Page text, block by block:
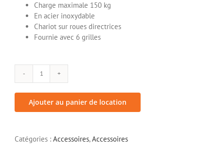
Charge maximale 150 kg
En acier inoxydable
Chariot sur roues directrices
Fournie avec 6 grilles
quantité
Echelle
de
Ajouter au panier de location
Catégories : Accessoires,Accessoires